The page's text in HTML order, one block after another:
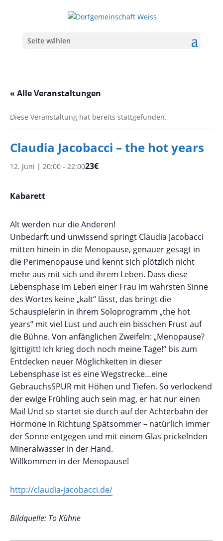
Seite wählen
« Alle Veranstaltungen
Diese Veranstaltung hat bereits stattgefunden.
Claudia Jacobacci – the hot years
12. Juni | 20:00 - 22:0023€
Kabarett
Alt werden nur die Anderen!
Unbedarft und unwissend springt Claudia Jacobacci
mitten hinein in die Menopause, genauer gesagt in
die Perimenopause und kennt sich plötzlich nicht
mehr aus mit sich und ihrem Leben. Dass diese
Lebensphase im Leben einer Frau im wahrsten Sinne
des Wortes keine „kalt“ lässt, das bringt die
Schauspielerin in ihrem Soloprogramm „the hot
years“ mit viel Lust und auch ein bisschen Frust auf
die Bühne. Von anfänglichen Zweifeln: „Menopause?
Igittigitt! Ich krieg doch noch meine Tage!“ bis zum
Entdecken neuer Möglichkeiten in dieser
Lebensphase ist es eine Wegstrecke…eine
GebrauchsSPUR mit Höhen und Tiefen. So verlockend
der ewige Frühling auch sein mag, er hat nur einen
Mai! Und so startet sie durch auf der Achterbahn der
Hormone in Richtung Spätsommer – natürlich immer
der Sonne entgegen und mit einem Glas prickelnden
Mineralwasser in der Hand.
Willkommen in der Menopause!
http://claudia-jacobacci.de/
Bildquelle: To Kühne